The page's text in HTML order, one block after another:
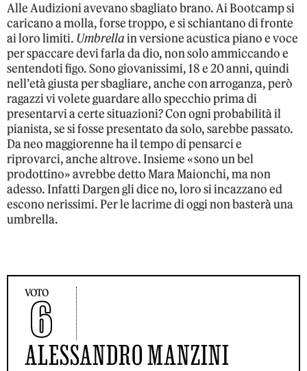
Alle Audizioni avevano sbagliato brano. Ai Bootcamp si
caricano a molla, forse troppo, e si schiantano di fronte
ai loro limiti. Umbrellain versione acustica piano e voce
per spaccare devi farla da dio, non solo ammiccando e
sentendoti figo. Sono giovanissimi, 18 e 20 anni, quindi
nell’età giusta per sbagliare, anche con arroganza, però
ragazzi vi volete guardare allo specchio prima di
presentarvi a certe situazioni? Con ogni probabilità il
pianista, se si fosse presentato da solo, sarebbe passato.
Da neo maggiorenne ha il tempo di pensarci e
riprovarci, anche altrove. Insieme «sono un bel
prodottino» avrebbe detto Mara Maionchi, ma non
adesso. Infatti Dargen gli dice no, loro si incazzano ed
escono nerissimi. Per le lacrime di oggi non basterà una
umbrella.
VOTO
6
ALESSANDRO MANZINI